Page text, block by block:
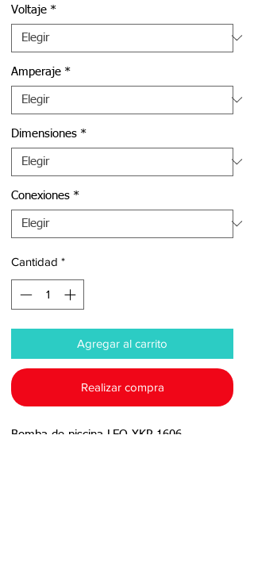
Voltaje *
Amperaje *
Dimensiones *
Conexiones *
Cantidad *
Agregar al carrito
Realizar compra
Bomba de piscina LEO XKP 1606.